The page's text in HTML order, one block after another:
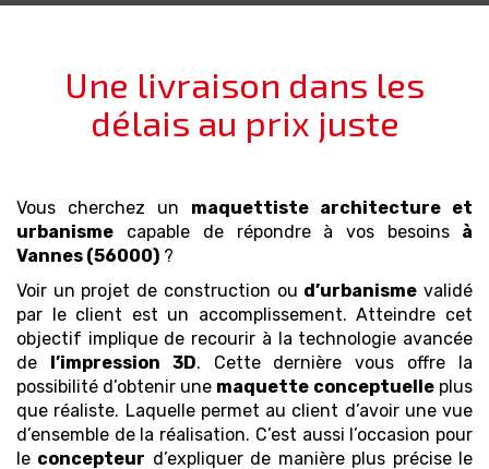
Une livraison dans les
délais au prix juste
Vous cherchez un maquettiste architecture et
urbanisme capable de répondre à vos besoins
à
Vannes (56000) ?
Voir un projet de construction ou d’urbanisme validé
par le client est un accomplissement. Atteindre cet
objectif implique de recourir à la technologie avancée
de
l’impression 3D. Cette dernière vous offre la
possibilité d’obtenir une maquette conceptuelle plus
que réaliste. Laquelle permet au client d’avoir une vue
d’ensemble de la réalisation. C’est aussi l’occasion pour
le concepteur d’expliquer de manière plus précise le